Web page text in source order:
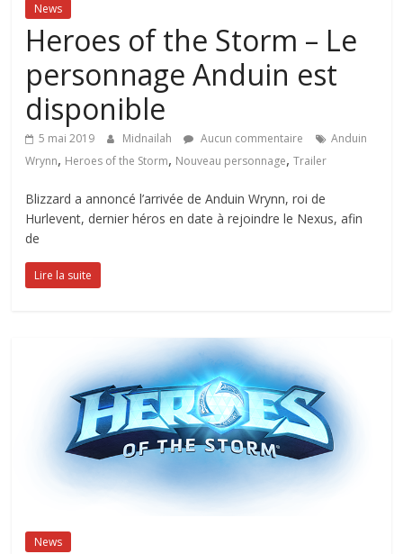
News
Heroes of the Storm – Le
personnage Anduin est
disponible
5 mai 2019 Midnailah Aucun commentaire
Anduin
Wrynn, Heroes of the Storm, Nouveau personnage,Trailer
Blizzard a annoncé l’arrivée de Anduin Wrynn, roi de
Hurlevent, dernier héros en date à rejoindre le Nexus, afin
de
Lire la suite
News